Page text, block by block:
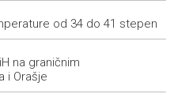
u MotoGP kalendaru do
ujedinjene protiv
od 34 do 41 stepen
na graničnim
i Orašje